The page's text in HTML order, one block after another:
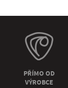
PŘÍMO OD
VÝROBCE